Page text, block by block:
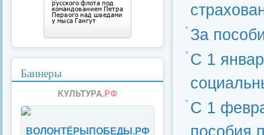
За
С 1
С 1
Баннеры
ВОЛОНТЁРЫПОБЕДЫ.РФ